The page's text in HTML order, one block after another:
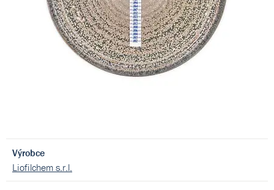
Výrobce
Liofilchem s.r.l.